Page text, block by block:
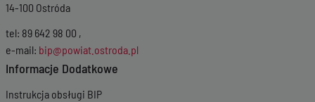
14-100 Ostróda
tel: 89 642 98 00 ,
e-mail: bip@powiat.ostroda.pl
Informacje Dodatkowe
Instrukcja obsługi BIP